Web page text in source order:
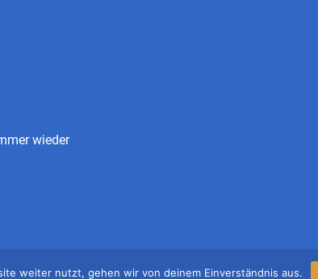
wieder
weiter nutzt, gehen wir von deinem Einverständnis aus.